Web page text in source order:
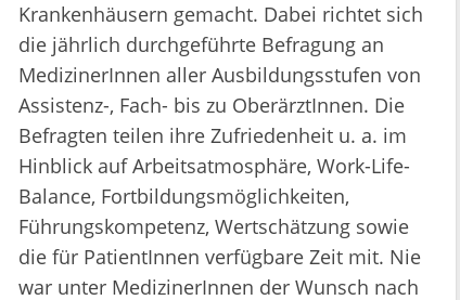
Krankenhäusern gemacht. Dabei richtet sich
die jährlich durchgeführte Befragung an
MedizinerInnen aller Ausbildungsstufen von
Assistenz-, Fach- bis zu OberärztInnen. Die
Befragten teilen ihre Zufriedenheit u. a. im
Hinblick auf Arbeitsatmosphäre, Work-Life-
Balance, Fortbildungsmöglichkeiten,
Führungskompetenz, Wertschätzung sowie
die für PatientInnen verfügbare Zeit mit. Nie
war unter MedizinerInnen der Wunsch nach